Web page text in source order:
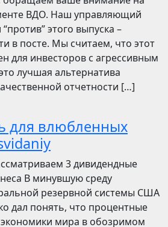
ВДО. Наш управляющий
“против” этого выпуска –
в посте. Мы считаем, что этот
для инвесторов с агрессивным
лучшая альтернатива
отчетности […]
для влюбленных
3 дивидендные
В минувшую среду
резервной системы США
дал понять, что процентные
мира в обозримом